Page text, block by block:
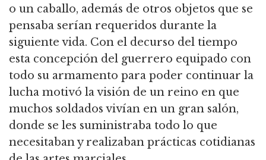
o un caballo, además de otros objetos que se
pensaba serían requeridos durante la
siguiente vida. Con el decurso del tiempo
esta concepción del guerrero equipado con
todo su armamento para poder continuar la
lucha motivó la visión de un reino en que
muchos soldados vivían en un gran salón,
donde se les suministraba todo lo que
necesitaban y realizaban prácticas cotidianas